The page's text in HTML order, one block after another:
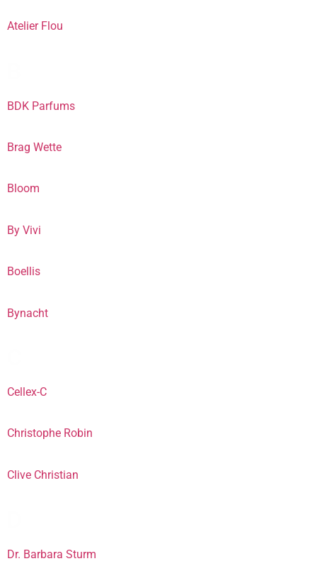
Atelier Flou
BDK Parfums
Brag Wette
Bloom
By Vivi
Boellis
Bynacht
Cellex-C
Christophe Robin
Clive Christian
Dr. Barbara Sturm